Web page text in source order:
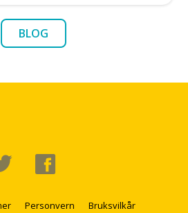
BLOG
Personvern Bruksvilkår